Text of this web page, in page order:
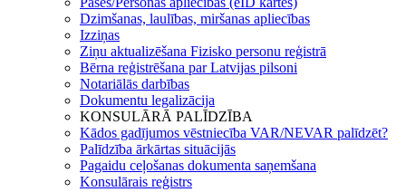
Dzimšanas, laulības, miršanas apliecības
Izziņas
Ziņu aktualizēšana Fizisko personu reģistrā
Bērna reģistrēšana par Latvijas pilsoni
Notariālās darbības
Dokumentu legalizācija
KONSULĀRĀ PALĪDZĪBA
Kādos gadījumos vēstniecība VAR/NEVAR palīdzēt?
Palīdzība ārkārtas situācijās
Pagaidu ceļošanas dokumenta saņemšana
Konsulārais reģistrs